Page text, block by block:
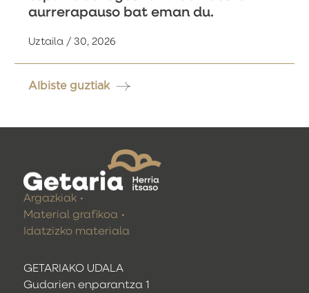
aurrerapauso bat eman du.
Uztaila / 30, 2026
Albiste guztiak
GETARIAKO UDALA
Gudarien enparantza 1
Argazkiak
Material grafikoa
Idatzizko materiala